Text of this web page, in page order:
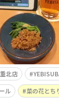
北店
ル 菜の花とち